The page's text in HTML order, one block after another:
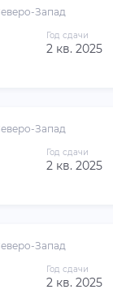
Запад
Год сдачи
2 кв. 2025
Запад
Год сдачи
2 кв. 2025
Запад
Год сдачи
2 кв. 2025